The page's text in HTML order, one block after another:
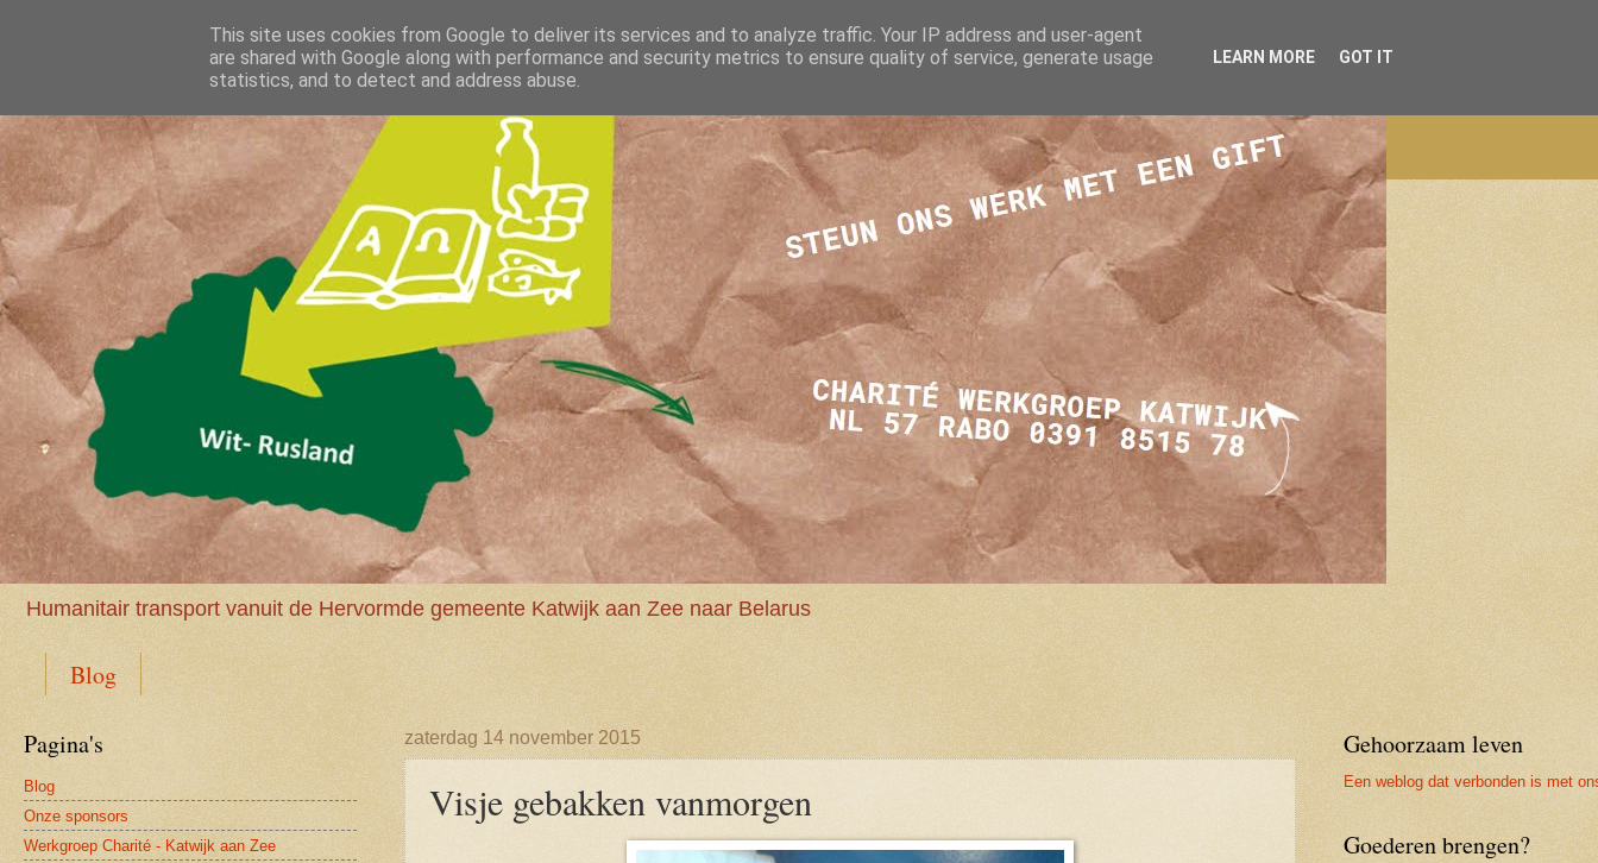
Humanitair transport vanuit de Hervormde gemeente Katwijk aan Zee naar Belarus
Blog
zaterdag 14 november 2015
Visje gebakken vanmorgen
Pagina's
Blog
Onze sponsors
Werkgroep Charité - Katwijk aan Zee
Gehoorzaam leven
Een weblog dat verbonden is met
Goederen brengen?
This site uses cookies from Google to deliver its services and to analyze traffic. Your IP address and user-agent
are shared with Google along with performance and security metrics to ensure quality of service, generate usage
statistics, and to detect and address abuse.
LEARN MORE GOT IT